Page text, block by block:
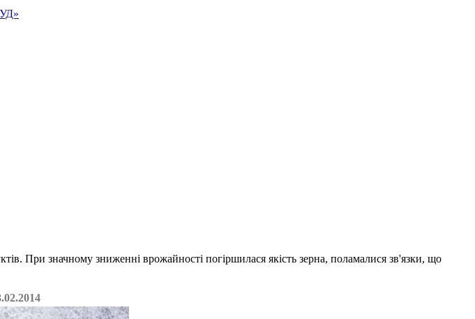
При значному зниженні врожайності погіршилася якість зерна, поламалися зв'язки, що